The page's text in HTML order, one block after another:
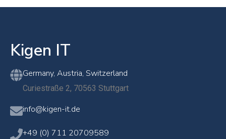
Kigen IT
Germany, Austria, Switzerland
Curiestraße 2, 70563 Stuttgart
info@kigen-it.de
+49 (0) 711 20709589